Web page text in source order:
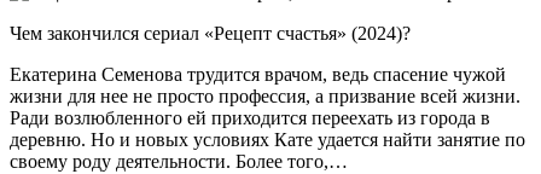
Чем закончился сериал «Рецепт счастья» (2024)?
Екатерина Семенова трудится врачом, ведь спасение чужой
жизни для нее не просто профессия, а призвание всей жизни.
Ради возлюбленного ей приходится переехать из города в
деревню. Но и новых условиях Кате удается найти занятие по
своему роду деятельности. Более того,…